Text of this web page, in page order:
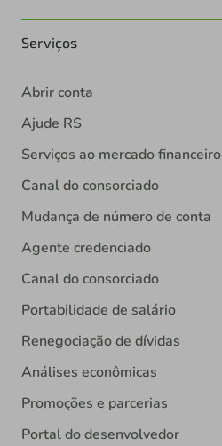
Serviços
Abrir conta
Ajude RS
Serviços ao mercado financeiro
Canal do consorciado
Mudança de número de conta
Agente credenciado
Canal do consorciado
Portabilidade de salário
Renegociação de dívidas
Análises econômicas
Promoções e parcerias
Portal do desenvolvedor